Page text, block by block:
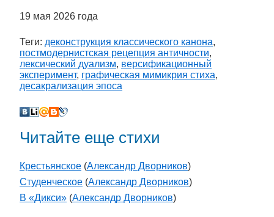
19 мая 2026 года
Теги: деконструкция классического канона,
постмодернистская рецепция античности,
лексический дуализм, версификационный
эксперимент, графическая мимикрия стиха,
десакрализация эпоса
Читайте еще стихи
Крестьянское (Александр Дворников)
Студенческое (Александр Дворников)
В «Дикси» (Александр Дворников)